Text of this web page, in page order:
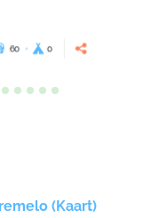
60 0
(Kaart)